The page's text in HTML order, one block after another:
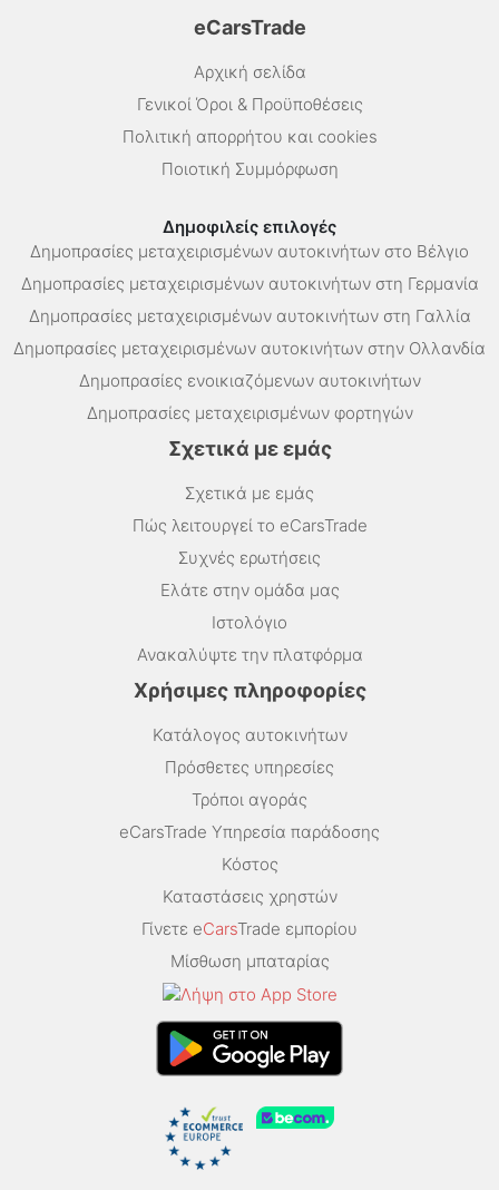
eCarsTrade
Αρχική σελίδα
Γενικοί Όροι & Προϋποθέσεις
Πολιτική απορρήτου και cookies
Ποιοτική Συμμόρφωση
Δημοφιλείς επιλογές
Δημοπρασίες μεταχειρισμένων αυτοκινήτων στο Βέλγιο
Δημοπρασίες μεταχειρισμένων αυτοκινήτων στη Γερμανία
Δημοπρασίες μεταχειρισμένων αυτοκινήτων στη Γαλλία
Δημοπρασίες μεταχειρισμένων αυτοκινήτων στην Ολλανδία
Δημοπρασίες ενοικιαζόμενων αυτοκινήτων
Δημοπρασίες μεταχειρισμένων φορτηγών
Σχετικά με εμάς
Σχετικά με εμάς
Πώς λειτουργεί το eCarsTrade
Συχνές ερωτήσεις
Ελάτε στην ομάδα μας
Ιστολόγιο
Ανακαλύψτε την πλατφόρμα
Χρήσιμες πληροφορίες
Κατάλογος αυτοκινήτων
Πρόσθετες υπηρεσίες
Τρόποι αγοράς
eCarsTrade Υπηρεσία παράδοσης
Κόστος
Καταστάσεις χρηστών
Γίνετε eCarsTrade εμπορίου
Μίσθωση μπαταρίας